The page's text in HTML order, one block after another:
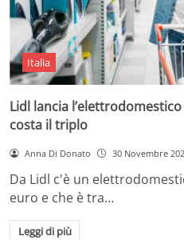
Italia
Lidl lancia
costa il triplo
Anna Di Donato 30 Novembre
Da Lidl c'è un
euro e che è tra…
Leggi di più